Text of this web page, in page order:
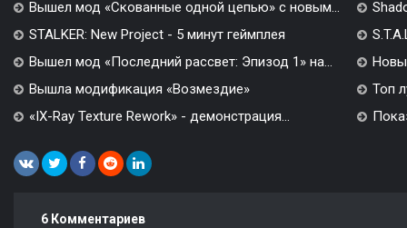
Вышел мод «Скованные одной цепью» с новым...
STALKER: New Project - 5 минут геймплея
Вышел мод «Последний рассвет: Эпизод 1» на...
Вышла модификация «Возмездие»
Топ
«IX-Ray Texture Rework» - демонстрация...
6 Комментариев